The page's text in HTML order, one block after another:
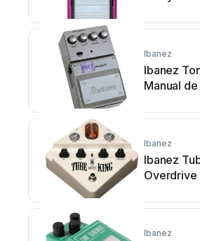
Ibanez
Ibanez
Manual
Ibanez
Ibanez
Overdrive
Ibanez